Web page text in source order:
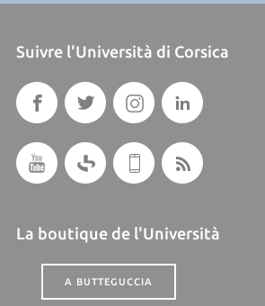
Suivre l'Università di Corsica
La boutique de l'Università
A BUTTEGUCCIA